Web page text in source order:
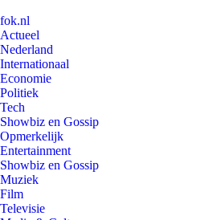
fok.nl
Actueel
Nederland
Internationaal
Economie
Politiek
Tech
Showbiz en Gossip
Opmerkelijk
Entertainment
Showbiz en Gossip
Muziek
Film
Televisie